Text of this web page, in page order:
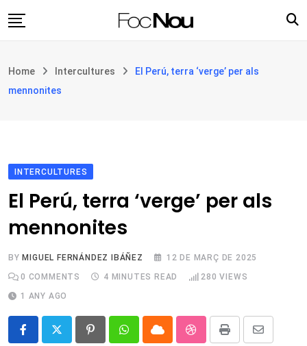
to
Filosofia i teologia
Botiga
Home Intercultures
El Perú, terra ‘verge’ per als
mennonites
INTERCULTURES
El Perú, terra ‘verge’ per als
mennonites
BY MIGUEL FERNÁNDEZ IBÁÑEZ
12 DE MARÇ DE 2025
0 COMMENTS 4 MINUTES READ 280 VIEWS
1 ANY AGO
PinterestWhatsappCloud StumbleUpon
Print
Share